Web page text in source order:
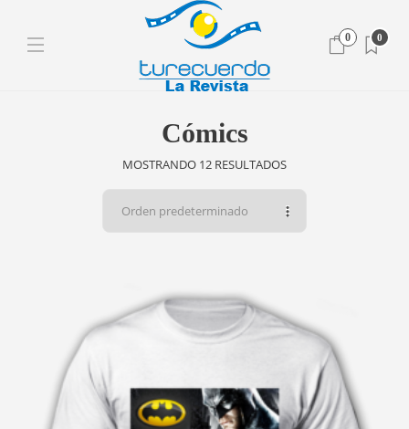
0 0
Cómics
MOSTRANDO 12 RESULTADOS